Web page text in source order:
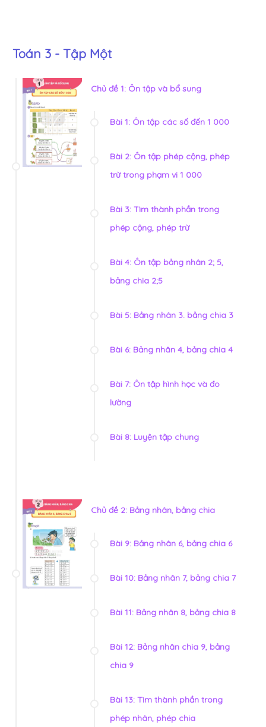
Toán 3 - Tập Một
Chủ đề 1: Ôn tập và bổ sung
Bài 1: Ôn tập các số đến 1 000
Bài 2: Ôn tập phép cộng, phép
trừ trong phạm vi 1 000
Bài 3: Tìm thành phần trong
phép cộng, phép trừ
Bài 4: Ôn tập bảng nhân 2; 5,
bảng chia 2;5
Bài 5: Bảng nhân 3. bảng chia 3
Bài 6: Bảng nhân 4, bảng chia 4
Bài 7: Ôn tập hình học và đo
lường
Bài 8: Luyện tập chung
Chủ đề 2: Bảng nhân, bảng chia
Bài 9: Bảng nhân 6, bảng chia 6
Bài 10: Bảng nhân 7, bảng chia 7
Bài 11: Bảng nhân 8, bảng chia 8
Bài 12: Bảng nhân chia 9, bảng
chia 9
Bài 13: Tìm thành phần trong
phép nhân, phép chia